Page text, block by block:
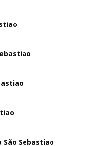
Sebastiao